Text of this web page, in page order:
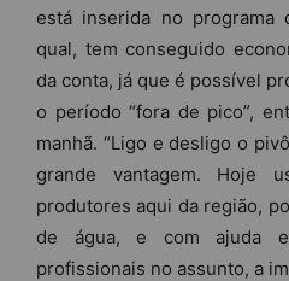
está inserida no programa
qual, tem conseguido
da conta, já que é possível
o período “fora de pico”,
manhã. “Ligo e desligo o
grande vantagem. Hoje
produtores aqui da região,
de água, e com ajuda
profissionais no assunto, a